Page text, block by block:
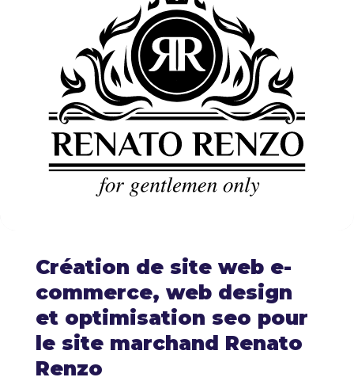
Création de site web e-
commerce, web design
et optimisation seo pour
le site marchand Renato
Renzo